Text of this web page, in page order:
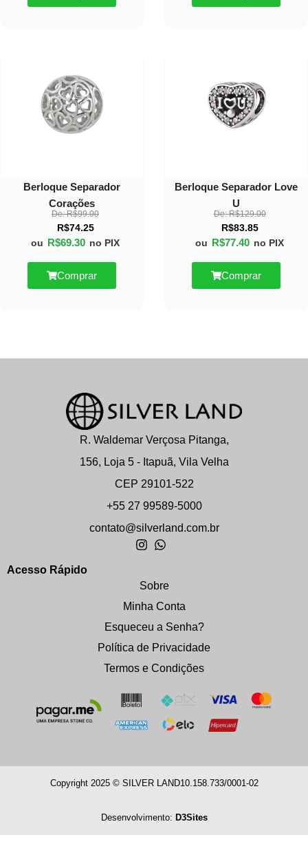
Berloque Separador
Corações
De:R$99.00
R$74.25
ou R$69.30 no PIX
Comprar
Berloque Separador Love
U
De:R$129.00
R$83.85
ou R$77.40 no PIX
Comprar
R. Waldemar Verçosa Pitanga,
156, Loja 5 - Itapuã, Vila Velha
CEP 29101-522
+55 27 99589-5000
contato@silverland.com.br
Acesso Rápido
Sobre
Minha Conta
Esqueceu a Senha?
Política de Privacidade
Termos e Condições
Copyright 2025 © SILVER LAND10.158.733/0001-02
Desenvolvimento: D3Sites